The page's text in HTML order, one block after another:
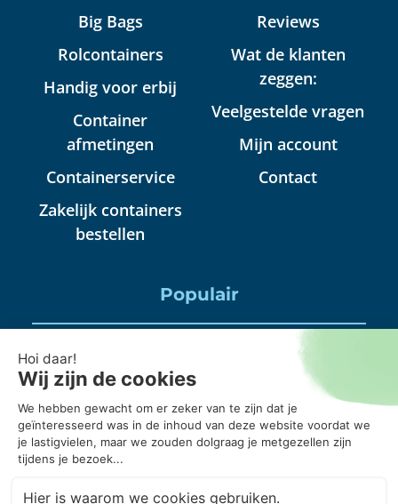
Big Bags
Rolcontainers
Handig voor erbij
Container
afmetingen
Containerservice
Zakelijk containers
bestellen
Reviews
Wat de klanten
zeggen:
Veelgestelde vragen
Mijn account
Contact
Populair
Huisraad container huren
Puinbak huren, mag daar alles in?
20 kuub container, wanneer gebruik je die?